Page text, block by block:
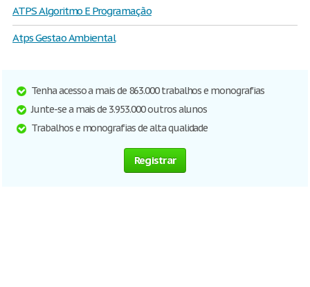
ATPS Algoritmo E Programação
Atps Gestao Ambiental
Tenha acesso a mais de 863.000 trabalhos e monografias
Junte-se a mais de 3.953.000 outros alunos
Trabalhos e monografias de alta qualidade
Registrar